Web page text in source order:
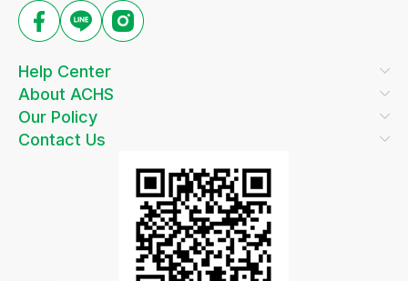
Help Center
About ACHS
Our Policy
Contact Us